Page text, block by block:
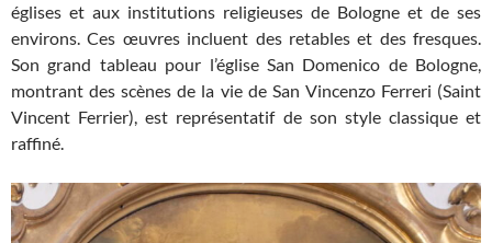
églises et aux institutions religieuses de Bologne et de ses
environs. Ces œuvres incluent des retables et des fresques.
Son grand tableau pour l’église San Domenico de Bologne,
montrant des scènes de la vie de San Vincenzo Ferreri (Saint
Vincent Ferrier), est représentatif de son style classique et
raffiné.